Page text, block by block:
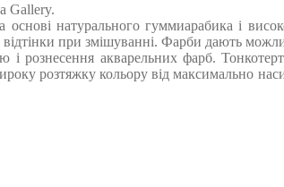
Gallery.
натурального гуммиарабика і
при змішуванні. Фарби дають
і рознесення акварельних фарб.
розтяжку кольору від максимально